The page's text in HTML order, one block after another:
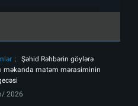
Şəhid Rəhbərin göylərə
məkanda matəm mərasiminin
2026